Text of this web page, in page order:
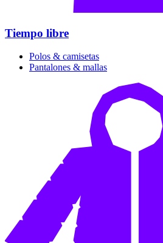
Tiempo libre
Polos & camisetas
Pantalones & mallas